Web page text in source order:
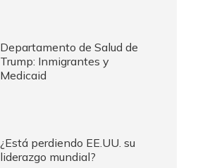
Departamento de Salud de
Trump: Inmigrantes y
Medicaid
¿Está perdiendo EE.UU. su
liderazgo mundial?